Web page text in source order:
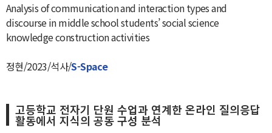
Analysis of communication and interaction types and
discourse in middle school students’ social science
knowledge construction activities
정현/2023/석사/S-Space
고등학교 전자기 단원 수업과 연계한 온라인 질의응답
활동에서 지식의 공동 구성 분석